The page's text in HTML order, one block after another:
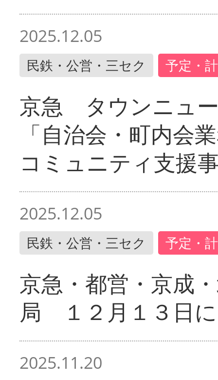
2025.12.05
民鉄・公営・三セク 予定・
京急 タウンニュ
「自治会・町内会
コミュニティ支援
2025.12.05
民鉄・公営・三セク 予定・
京急・都営・京成
局 １２月１３日
2025.11.20